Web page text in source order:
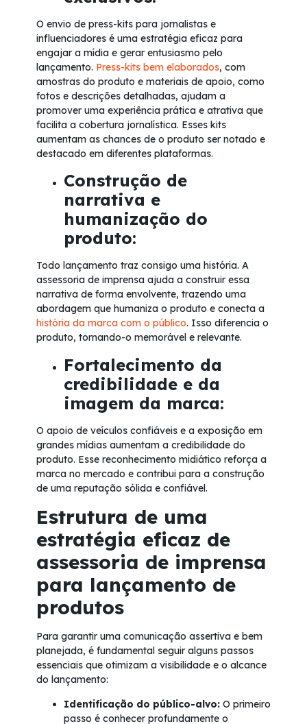
O envio de press-kits para jornalistas e
influenciadores é uma estratégia eficaz para
engajar a mídia e gerar entusiasmo pelo
lançamento. Press-kits bem elaborados, com
amostras do produto e materiais de apoio, como
fotos e descrições detalhadas, ajudam a
promover uma experiência prática e atrativa que
facilita a cobertura jornalística. Esses kits
aumentam as chances de o produto ser notado e
destacado em diferentes plataformas.
Construção de
narrativa e
humanização do
produto:
Todo lançamento traz consigo uma história. A
assessoria de imprensa ajuda a construir essa
narrativa de forma envolvente, trazendo uma
abordagem que humaniza o produto e conecta a
história da marca com o público. Isso diferencia o
produto, tornando-o memorável e relevante.
Fortalecimento da
credibilidade e da
imagem da marca:
O apoio de veículos confiáveis e a exposição em
grandes mídias aumentam a credibilidade do
produto. Esse reconhecimento midiático reforça a
marca no mercado e contribui para a construção
de uma reputação sólida e confiável.
Estrutura de uma
estratégia eficaz de
assessoria de imprensa
para lançamento de
produtos
Para garantir uma comunicação assertiva e bem
planejada, é fundamental seguir alguns passos
essenciais que otimizam a visibilidade e o alcance
do lançamento:
Identificação do público-alvo:O primeiro
passo é conhecer profundamente o